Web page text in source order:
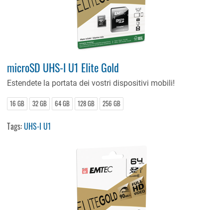
microSD UHS-I U1 Elite Gold
Estendete la portata dei vostri dispositivi mobili!
16 GB 32 GB 64 GB 128 GB 256 GB
Tags:UHS-I U1